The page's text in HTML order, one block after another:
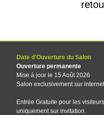
Date d'Ouverture du Salon
Ouverture permanente
Mise à jour le 15 Août 2026
Salon exclusivement sur internet
Entrée Gratuite pour les visiteurs
uniquement sur invitation.